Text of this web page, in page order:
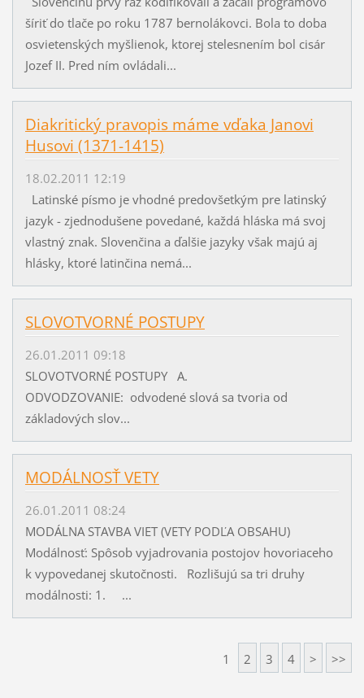
šíriť do tlače po roku 1787 bernolákovci. Bola to doba
osvietenských myšlienok, ktorej stelesnením bol cisár
Jozef II. Pred ním ovládali...
Diakritický pravopis máme vďaka Janovi
Husovi (1371-1415)
18.02.2011 12:19
Latinské písmo je vhodné predovšetkým pre latinský
jazyk - zjednodušene povedané, každá hláska má svoj
vlastný znak. Slovenčina a ďalšie jazyky však majú aj
hlásky, ktoré latinčina nemá...
SLOVOTVORNÉ POSTUPY
26.01.2011 09:18
SLOVOTVORNÉ POSTUPY A.
ODVODZOVANIE: odvodené slová sa tvoria od
základových slov...
MODÁLNOSŤ VETY
26.01.2011 08:24
MODÁLNA STAVBA VIET (VETY PODĽA OBSAHU)
Modálnosť: Spôsob vyjadrovania postojov hovoriaceho
k vypovedanej skutočnosti. Rozlišujú sa tri druhy
modálnosti: 1. ...
1 2 3 4 > >>